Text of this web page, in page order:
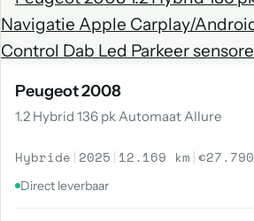
Peugeot 2008
1.2 Hybrid 136 pk Automaat Allure
Hybride | 2025 | 12.169 km |€27.790
Direct leverbaar